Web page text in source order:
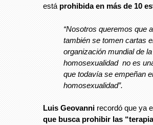
está prohibida en más de 10
“Nosotros queremos que
también se tomen cartas
organización mundial de
homosexualidad no es
que todavía se empeñan
homosexualidad”.
Luis Geovanni recordó que ya
que busca prohibir las